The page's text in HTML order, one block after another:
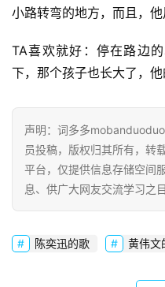
小路转弯的地方，而且，
TA喜欢就好：停在路边
下，那个孩子也长大了，他
声明：词多多
员投稿，版权归其所有，转
平台，仅提供信息存储空间
息、供广大网友交流学习之目
陈奕迅的歌 黄伟文